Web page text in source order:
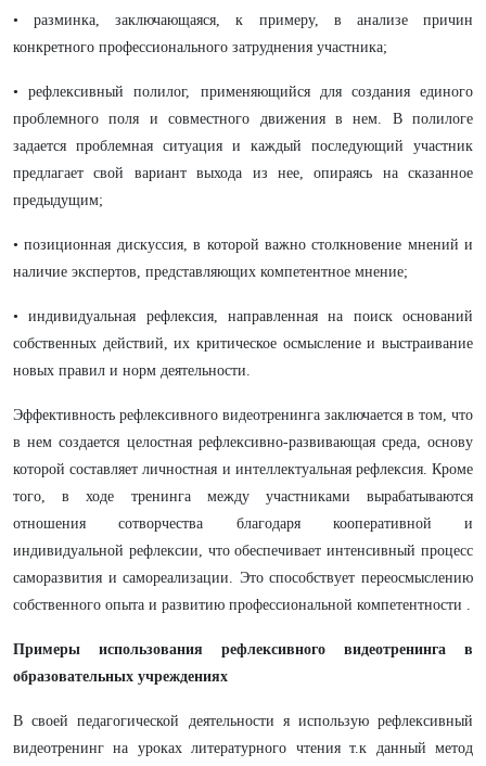
• разминка, заключающаяся, к примеру, в анализе причин
конкретного профессионального затруднения участника;
• рефлексивный полилог, применяющийся для создания единого
проблемного поля и совместного движения в нем. В полилоге
задается проблемная ситуация и каждый последующий участник
предлагает свой вариант выхода из нее, опираясь на сказанное
предыдущим;
• позиционная дискуссия, в которой важно столкновение мнений и
наличие экспертов, представляющих компетентное мнение;
• индивидуальная рефлексия, направленная на поиск оснований
собственных действий, их критическое осмысление и выстраивание
новых правил и норм деятельности.
Эффективность рефлексивного видеотренинга заключается в том, что
в нем создается целостная рефлексивно-развивающая среда, основу
которой составляет личностная и интеллектуальная рефлексия. Кроме
того, в ходе тренинга между участниками вырабатываются
отношения сотворчества благодаря кооперативной и
индивидуальной рефлексии, что обеспечивает интенсивный процесс
саморазвития и самореализации. Это способствует переосмыслению
собственного опыта и развитию профессиональной компетентности .
Примеры использования рефлексивного видеотренинга в
образовательных учреждениях
В своей педагогической деятельности я использую рефлексивный
видеотренинг на уроках литературного чтения т.к данный метод